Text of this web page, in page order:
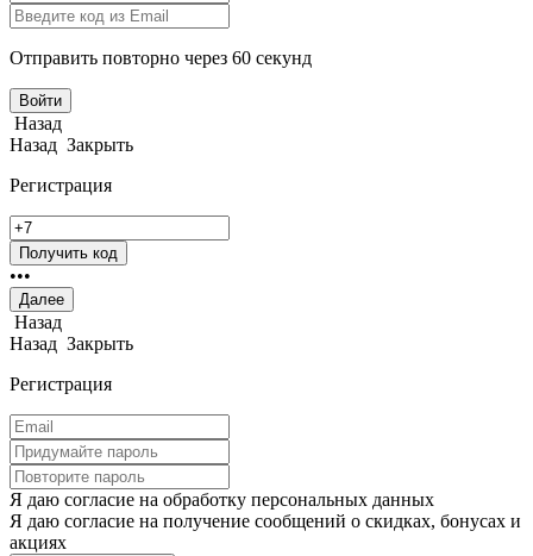
Отправить повторно через 60 секунд
Войти
Назад
Назад Закрыть
Регистрация
Получить код
•••
Далее
Назад
Назад Закрыть
Регистрация
Я даю согласие на обработку персональных данных
Я даю согласие на получение сообщений о скидках, бонусах и
акциях